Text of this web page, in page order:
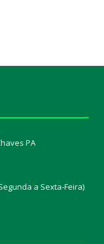
PA
a Sexta-Feira)